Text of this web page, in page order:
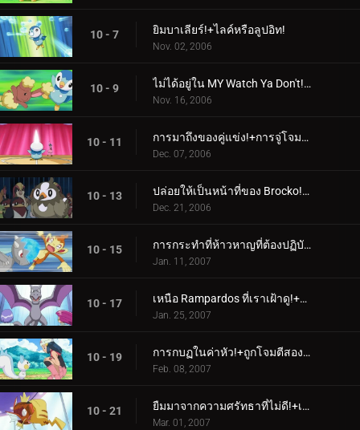
10 - 7 ยิมบาเลียร์!+ไลค์หรือลูปอิท!
Nov. 02, 2006
10 - 9 ไม่ได้อยู่ใน MY Watch Ya Don't!+การตั้งค่าโลกด้วย Buneary!
Nov. 16, 2006
10 - 11 การมาถึงของคู่แข่ง!+การจู่โจมของผู้ประสานงาน!
Dec. 07, 2006
10 - 13 ปล่อยให้เป็นหน้าที่ของ Brocko!+A Staravia Is Born!
Dec. 21, 2006
10 - 15 การกระทำที่ห้าวหาญที่ต้องปฏิบัติตาม!+รูปทรงของสิ่งที่จะเกิดขึ้น!
Jan. 11, 2007
10 - 17 เหนือ Rampardos ที่เราเฝ้าดู!+ดุร้ายบนท้องถนน!
Jan. 25, 2007
10 - 19 การกบฏในค่าหัว!+ถูกโจมตีสองครั้ง ครั้งหนึ่งเคยเขินอาย!
Feb. 08, 2007
10 - 21 ยืมมาจากความศรัทธาที่ไม่ดี!+เห็นไหมว่าเราต้องการวิวัฒนาการ!
Mar. 01, 2007